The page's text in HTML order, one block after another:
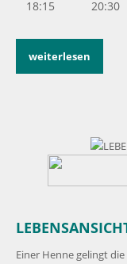
18:15 20:30
weiterlesen
Einer Henne gelingt